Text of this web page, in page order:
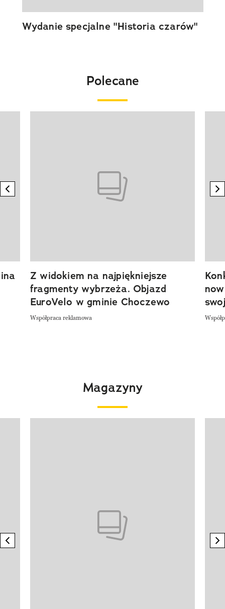
Wydanie specjalne "Historia czarów"
Polecane
previous element
Z widokiem na najpiękniejsze
fragmenty wybrzeża. Objazd
EuroVelo w gminie Choczewo
Współpraca reklamowa
Magazyny
previous element